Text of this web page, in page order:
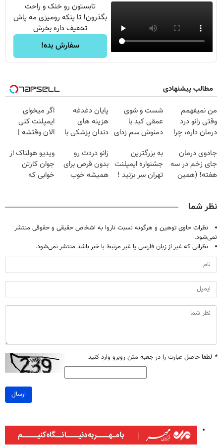
تابستون رو خنک و راحت
بگذرون! تا پنکه رومیزی مه پاش
تخفیف داره بخرش
سفارش بده!
مطالب پیشنهادی
من نمیفهمم
وقتی زانو درد
درمان داره، چرا
تحمل میکنی؟❗
شست و شوی
عمقی کبد با
دمنوش سم زدای
پایان دغدغه
هزینه های
دندان پزشکی با
خانگی
اگر میخوای
ایمپلنت کنی
الان وقتشه |
میلیون تومان!!!
جادوی درمان
جای زخم در سه
هفته! (همین
به بزرگترین
جشنواره ایمپلنت
تهران سر بزنید !
زانو دردت رو
بدون قرص برای
همیشه خوب
ویدیو هولناک از
جوان کارتن
خوابی که
نظر شما
نظرات حاوی توهین و هرگونه نسبت ناروا به اشخاص حقیقی و حقوقی منتشر
نمی‌شود.
نظراتی که غیر از زبان فارسی یا غیر مرتبط با خبر باشد منتشر نمی‌شود.
* لطفا حاصل عبارت را در جعبه متن روبرو وارد کنید
ارسال